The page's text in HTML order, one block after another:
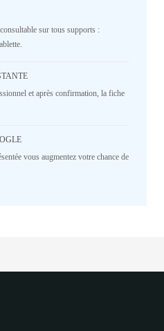
sur tous supports :
et après confirmation, la fiche
vous augmentez votre chance de